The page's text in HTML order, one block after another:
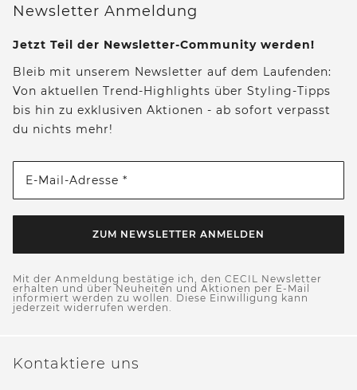
Newsletter Anmeldung
Jetzt Teil der Newsletter-Community werden!
Bleib mit unserem Newsletter auf dem Laufenden:
Von aktuellen Trend-Highlights über Styling-Tipps
bis hin zu exklusiven Aktionen - ab sofort verpasst
du nichts mehr!
E-Mail-Adresse *
ZUM NEWSLETTER ANMELDEN
Mit der Anmeldung bestätige ich, den CECIL Newsletter
erhalten und über Neuheiten und Aktionen per E-Mail
informiert werden zu wollen. Diese Einwilligung kann
jederzeit widerrufen werden.
Kontaktiere uns